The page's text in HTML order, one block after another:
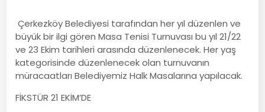
Çerkezköy Belediyesi tarafından her yıl düzenlen ve
büyük bir ilgi gören Masa Tenisi Turnuvası bu yıl 21/22
ve 23 Ekim tarihleri arasında düzenlenecek. Her yaş
kategorisinde düzenlenecek olan turnuvanın
müracaatları Belediyemiz Halk Masalarına yapılacak.
FİKSTÜR 21 EKİM’DE